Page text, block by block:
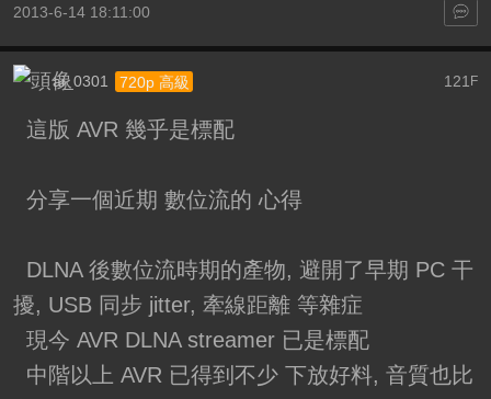
2013-6-14 18:11:00
121 F
ai_0301 720p 高級
這版 AVR 幾乎是標配
分享一個近期 數位流的 心得
DLNA 後數位流時期的產物, 避開了早期 PC 干
擾, USB 同步 jitter, 牽線距離 等雜症
現今 AVR DLNA streamer 已是標配
中階以上 AVR 已得到不少 下放好料, 音質也比